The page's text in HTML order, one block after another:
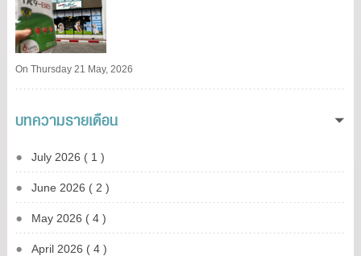
On Thursday 21 May, 2026
บทความรายเดือน
July 2026 ( 1 )
June 2026 ( 2 )
May 2026 ( 4 )
April 2026 ( 4 )